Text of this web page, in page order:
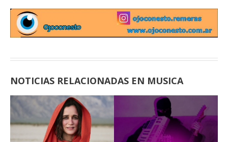
NOTICIAS RELACIONADAS EN MUSICA